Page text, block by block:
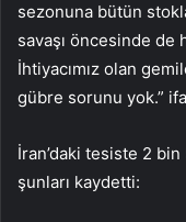
sezonuna bütün
savaşı öncesinde de
İhtiyacımız olan
gübre sorunu yok.”
İran’daki tesiste 2 bin
şunları kaydetti: